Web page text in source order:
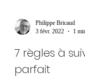
Philippe Bricaud
3 févr. 2022
1
7 règles à
parfait